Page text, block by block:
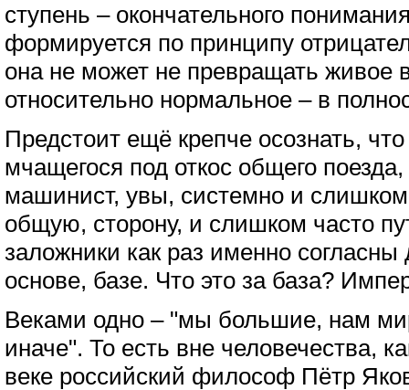
ступень – окончательного
формируется по принципу
она не может не превращать живое
относительно нормальное – в
Предстоит ещё крепче осознать,
мчащегося под откос общего
машинист, увы, системно и слишком
общую, сторону, и слишком часто
заложники как раз именно согласны
основе, базе. Что это за база?
Веками одно – "мы большие, нам
иначе". То есть вне человечества,
веке российский философ Пётр